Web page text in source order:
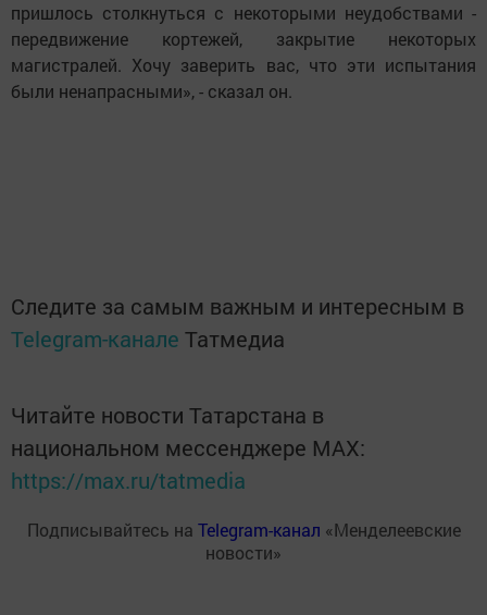
пришлось столкнуться с некоторыми неудобствами -
передвижение кортежей, закрытие некоторых
магистралей. Хочу заверить вас, что эти испытания
были ненапрасными», - сказал он.
Следите за самым важным и интересным в
Telegram-канале Татмедиа
Читайте новости Татарстана в
национальном мессенджере MАХ:
https://max.ru/tatmedia
Подписывайтесь на Telegram-канал «Менделеевские
новости»